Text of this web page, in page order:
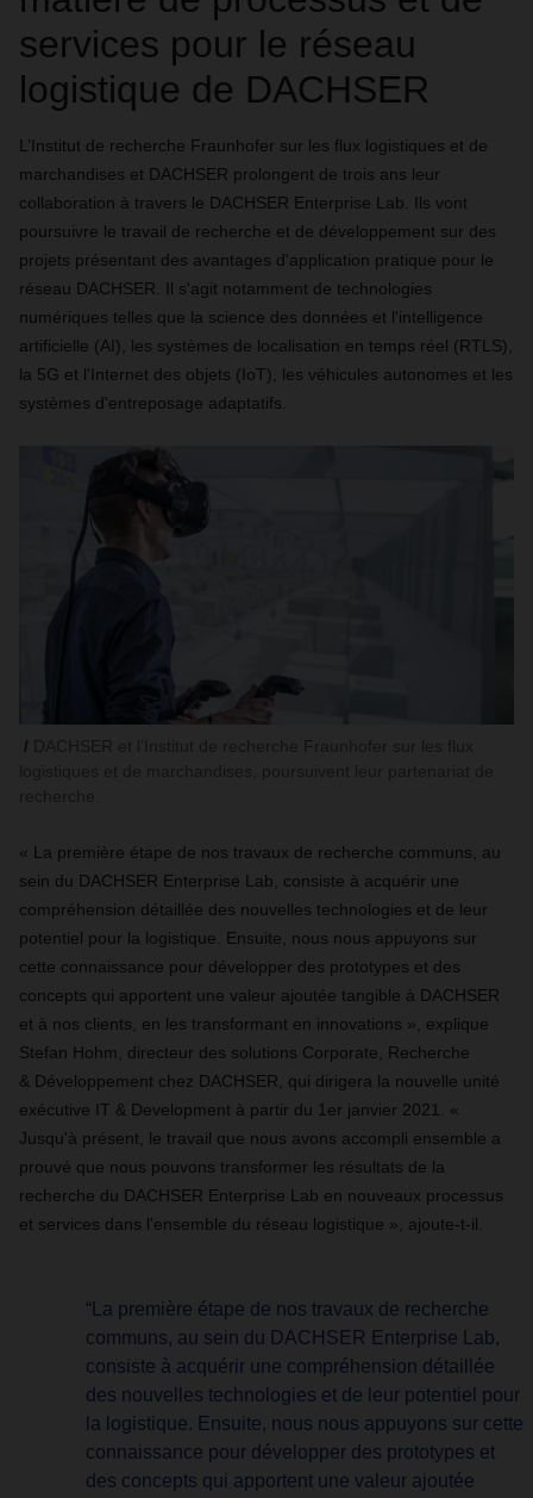
services pour le réseau
logistique de DACHSER
L’Institut de recherche Fraunhofer sur les flux logistiques et de
marchandises et DACHSER prolongent de trois ans leur
collaboration à travers le DACHSER Enterprise Lab. Ils vont
poursuivre le travail de recherche et de développement sur des
projets présentant des avantages d'application pratique pour le
réseau DACHSER. Il s'agit notamment de technologies
numériques telles que la science des données et l'intelligence
artificielle (AI), les systèmes de localisation en temps réel (RTLS),
la 5G et l'Internet des objets (IoT), les véhicules autonomes et les
systèmes d'entreposage adaptatifs.
« La première étape de nos travaux de recherche communs, au
sein du DACHSER Enterprise Lab, consiste à acquérir une
compréhension détaillée des nouvelles technologies et de leur
potentiel pour la logistique. Ensuite, nous nous appuyons sur
cette connaissance pour développer des prototypes et des
concepts qui apportent une valeur ajoutée tangible à DACHSER
et à nos clients, en les transformant en innovations », explique
Stefan Hohm, directeur des solutions Corporate, Recherche
& Développement chez DACHSER, qui dirigera la nouvelle unité
exécutive IT & Development à partir du 1er janvier 2021. «
Jusqu'à présent, le travail que nous avons accompli ensemble a
prouvé que nous pouvons transformer les résultats de la
recherche du DACHSER Enterprise Lab en nouveaux processus
et services dans l'ensemble du réseau logistique », ajoute-t-il.
“La première étape de nos travaux de recherche
communs, au sein du DACHSER Enterprise Lab,
consiste à acquérir une compréhension détaillée
des nouvelles technologies et de leur potentiel pour
la logistique. Ensuite, nous nous appuyons sur cette
connaissance pour développer des prototypes et
des concepts qui apportent une valeur ajoutée